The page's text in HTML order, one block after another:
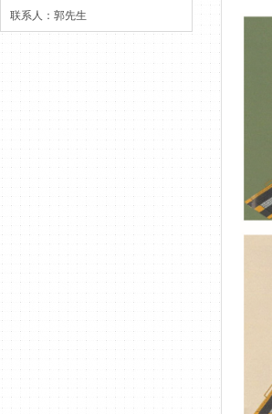
联系人：郭先生